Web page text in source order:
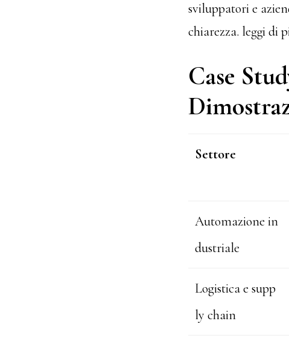
sviluppatori e
chiarezza. leggi di
Case
Settore
Automazione in
dustriale
Logistica e supp
ly chain